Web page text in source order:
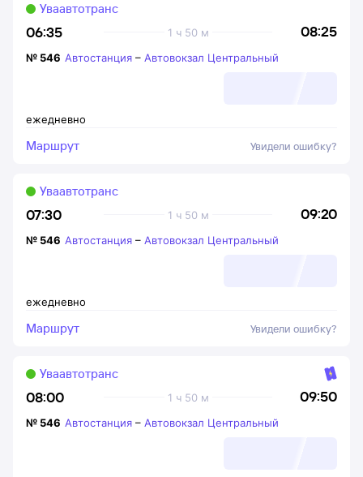
06:35 08:25
1 ч 50 м
Уваавтотранс
ежедневно
№ 546 Автостанция – Автовокзал Центральный
Маршрут Увидели ошибку?
07:30 09:20
1 ч 50 м
Уваавтотранс
ежедневно
№ 546 Автостанция – Автовокзал Центральный
Маршрут Увидели ошибку?
08:00 09:50
1 ч 50 м
Уваавтотранс
№ 546 Автостанция – Автовокзал Центральный